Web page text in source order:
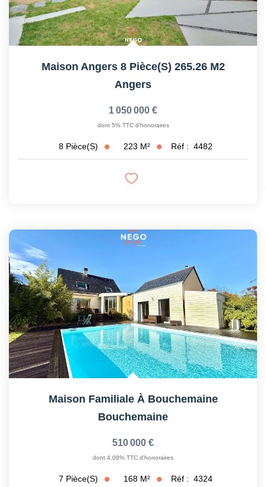
Maison Angers 8 Pièce(s) 265.26 M2
Angers
1 050 000 €
dont 5% TTC d'honoraires
8 Pièce(s) 223 M² Réf : 4482
Maison Familiale À Bouchemaine
Bouchemaine
510 000 €
dont 4,08% TTC d'honoraires
7 Pièce(s) 168 M² Réf : 4324